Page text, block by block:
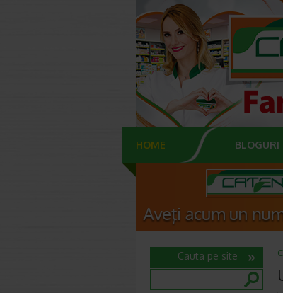
HOME BLOGURI
Cauta pe site